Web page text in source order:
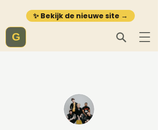
✨ Bekijk de nieuwe site →
G